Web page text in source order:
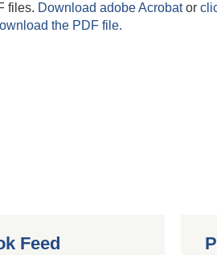
files. Download adobe Acrobator
the PDF file.
Feed